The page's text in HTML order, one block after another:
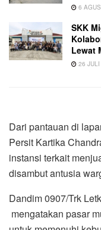
6
SKK
Lewat
26
Dari pantauan di
Persit Kartika
instansi terkait
disambut antusia
Dandim 0907/Trk
mengatakan pasar